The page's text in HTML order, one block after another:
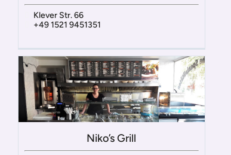
Klever Str. 66
+49 1521 9451351
Niko’s Grill